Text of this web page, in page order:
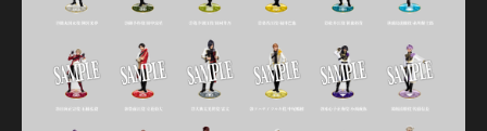
髭切 単騎出陣 ～夢幻泡影～